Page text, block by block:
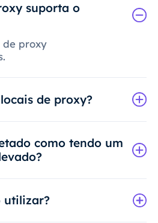
suporta o
de proxy
de proxy?
como tendo um
utilizar?